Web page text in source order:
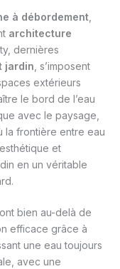
à débordement
architecture
dernières
jardin , s’imposent
extérieurs
le bord de l’eau
avec le paysage,
la frontière entre eau
et
en un véritable
bien au-delà de
efficace grâce à
une eau toujours
avec une